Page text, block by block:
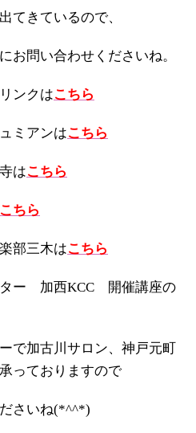
てきているので、
お問い合わせくださいね。
ンクはこちら
ミアンはこちら
はこちら
こちら
部三木はこちら
ター 加西KCC 開催講座の
で加古川サロン、神戸元町
っておりますので
さいね(*^^*)